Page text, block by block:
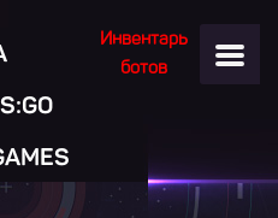
Инвентарь
ботов